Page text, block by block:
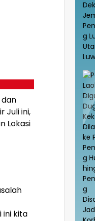
Juli ini,
Lokasi
ini kita